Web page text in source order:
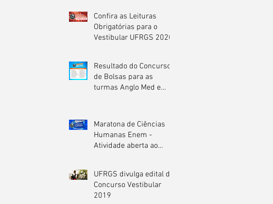
Confira as Leituras
Obrigatórias para o
Vestibular UFRGS 2020
Resultado do Concurso
de Bolsas para as
turmas Anglo Med e
Maratona de Ciências
Humanas Enem -
Atividade aberta ao
UFRGS divulga edital do
Concurso Vestibular
2019